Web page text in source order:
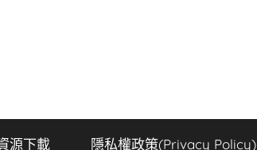
源下載 隱私權政策(Privacy Policy)